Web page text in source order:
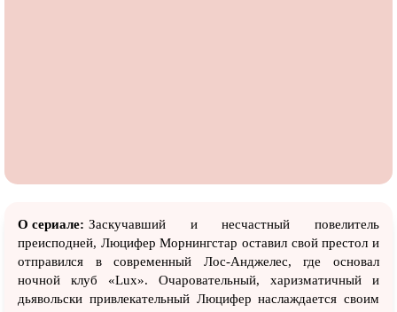
О сериале: Заскучавший и несчастный повелитель
преисподней, Люцифер Морнингстар оставил свой престол и
отправился в современный Лос-Анджелес, где основал
ночной клуб «Lux». Очаровательный, харизматичный и
дьявольски привлекательный Люцифер наслаждается своим